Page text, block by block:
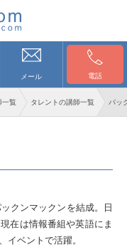
メール 電話
覧 タレントの講師一覧 パッ
クンマックンを結成。日
在は情報番組や英語にま
ベントで活躍。